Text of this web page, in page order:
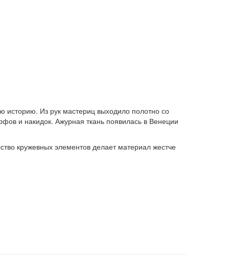
историю. Из рук мастериц выходило полотно со
и накидок. Ажурная ткань появилась в Венеции
кружевных элементов делает материал жестче